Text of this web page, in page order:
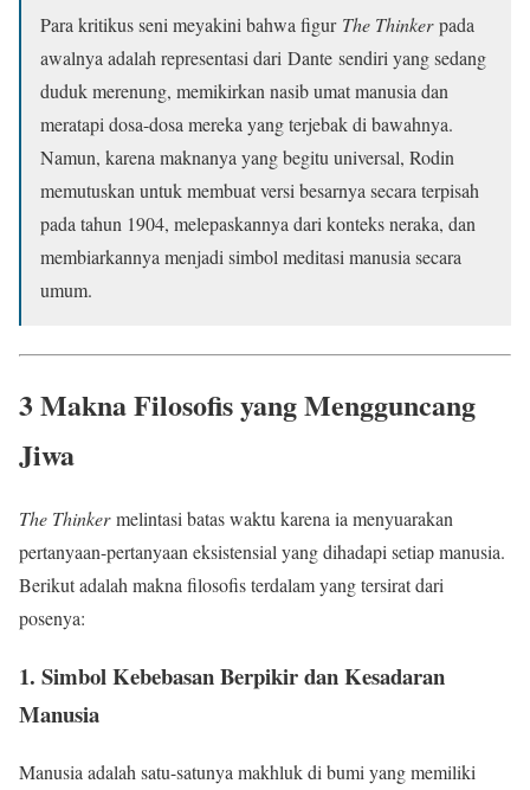
Para kritikus seni meyakini bahwa figur The Thinkerpada
awalnya adalah representasi dari Dante sendiri yang sedang
duduk merenung, memikirkan nasib umat manusia dan
meratapi dosa-dosa mereka yang terjebak di bawahnya.
Namun, karena maknanya yang begitu universal, Rodin
memutuskan untuk membuat versi besarnya secara terpisah
pada tahun 1904, melepaskannya dari konteks neraka, dan
membiarkannya menjadi simbol meditasi manusia secara
umum.
3 Makna Filosofis yang Mengguncang
Jiwa
The Thinkermelintasi batas waktu karena ia menyuarakan
pertanyaan-pertanyaan eksistensial yang dihadapi setiap manusia.
Berikut adalah makna filosofis terdalam yang tersirat dari
posenya:
1. Simbol Kebebasan Berpikir dan Kesadaran
Manusia
Manusia adalah satu-satunya makhluk di bumi yang memiliki